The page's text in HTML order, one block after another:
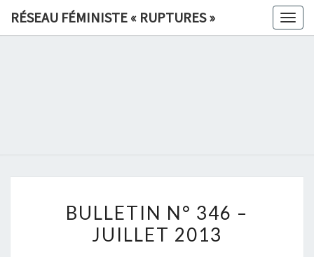
RÉSEAU FÉMINISTE « RUPTURES »
»
N°
346
BULLETIN N° 346 –
JUILLET 2013